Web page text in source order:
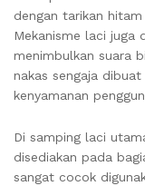
dengan tarikan
Mekanisme laci juga
menimbulkan suara
nakas sengaja
kenyamanan
Di samping laci
disediakan pada
sangat cocok